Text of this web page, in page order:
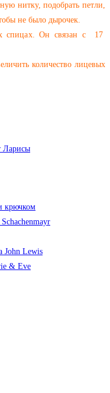
нитку, подобрать петли,
не было дырочек.
спицах. Он связан с 17
количество лицевых
Ларисы
крючком
John Lewis
& Eve